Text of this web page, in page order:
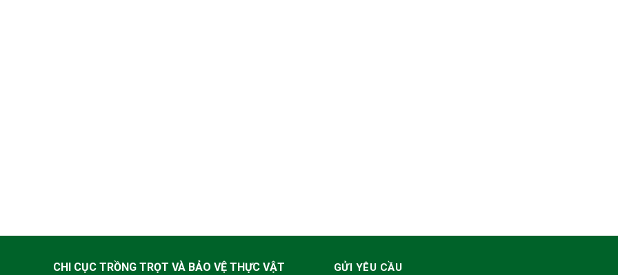
CHI CỤC TRỒNG TRỌT VÀ BẢO VỆ THỰC VẬT
GỬI YÊU CẦU